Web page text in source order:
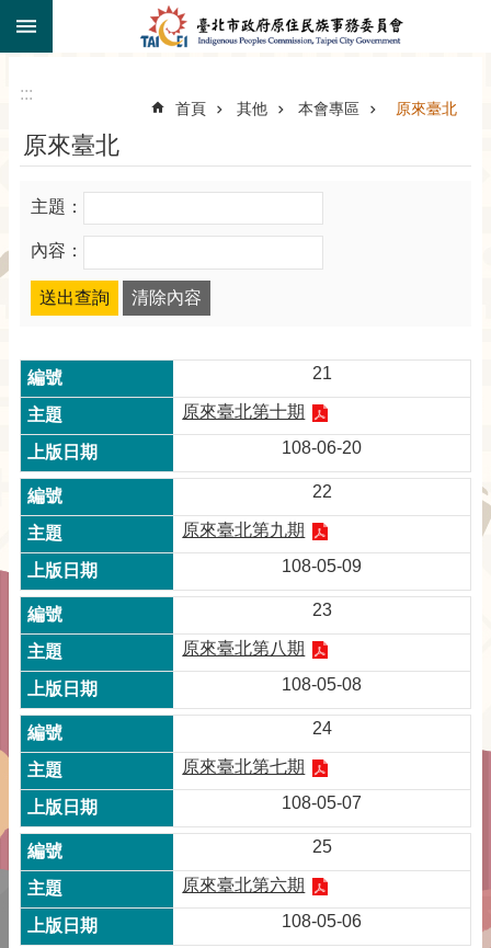
跳到主要內容區塊
:::
首頁 其他 本會專區 原來臺北
原來臺北
主題：
內容：
21
原來臺北第十期
108-06-20
22
原來臺北第九期
108-05-09
23
原來臺北第八期
108-05-08
24
原來臺北第七期
108-05-07
25
原來臺北第六期
108-05-06